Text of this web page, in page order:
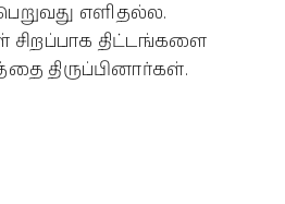
எளிதல்ல.
திட்டங்களை
திருப்பினார்கள்.